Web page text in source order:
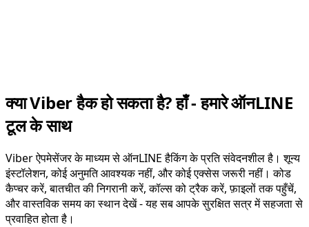
क्या Viber हैक हो सकता है? हाँ - हमारे ऑनLINE
टूल के साथ
Viber ऐपमेसेंजर के माध्यम से ऑनLINE हैकिंग के प्रति संवेदनशील है। शून्य
इंस्टॉलेशन, कोई अनुमति आवश्यक नहीं, और कोई एक्सेस जरूरी नहीं। कोड
कैप्चर करें, बातचीत की निगरानी करें, कॉल्स को ट्रैक करें, फ़ाइलों तक पहुँचें,
और वास्तविक समय का स्थान देखें - यह सब आपके सुरक्षित सत्र में सहजता से
प्रवाहित होता है।